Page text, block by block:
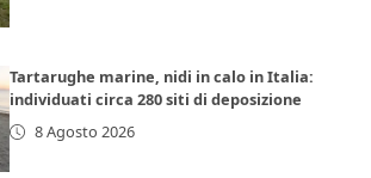
Tartarughe marine, nidi in calo in Italia:
individuati circa 280 siti di deposizione
8 Agosto 2026